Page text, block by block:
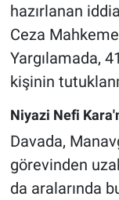
hazırlanan
Ceza
Yargılamada,
kişinin
Niyazi Nefi
Davada,
görevinden
da aralarında